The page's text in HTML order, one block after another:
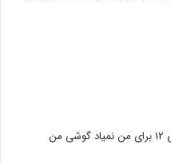
سلام چرا برای من میو آی ۱۲ برای من نمیاد گوشی من